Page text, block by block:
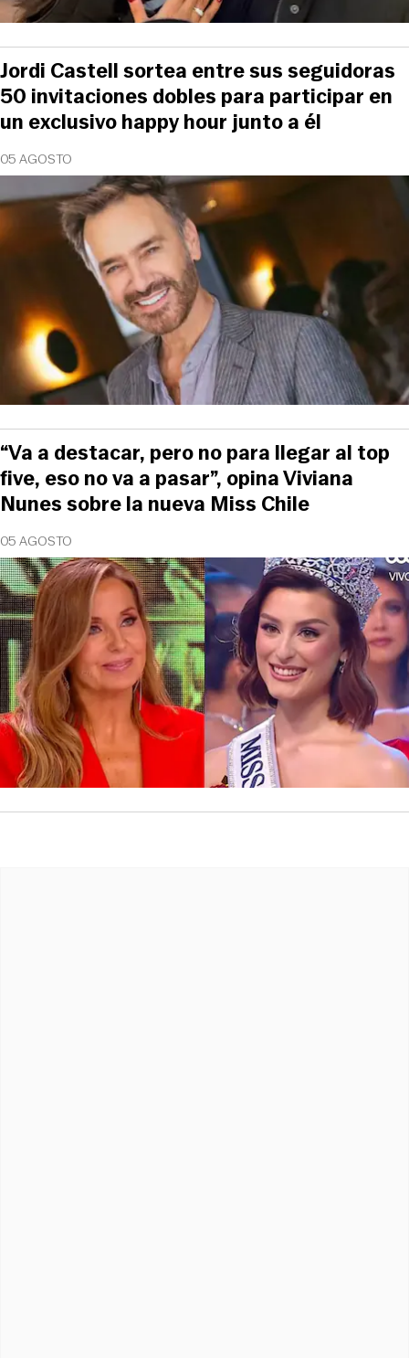
05 AGOSTO
Jordi Castell sortea entre sus seguidoras
50 invitaciones dobles para participar en
un exclusivo happy hour junto a él
05 AGOSTO
“Va a destacar, pero no para llegar al top
five, eso no va a pasar”, opina Viviana
Nunes sobre la nueva Miss Chile